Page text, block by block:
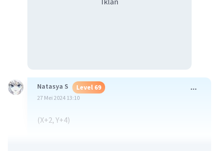
Natasya S Level 69
27 Mei 2024 13:10
(X+2, Y+4)